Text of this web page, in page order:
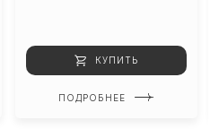
КУПИТЬ
ПОДРОБНЕЕ